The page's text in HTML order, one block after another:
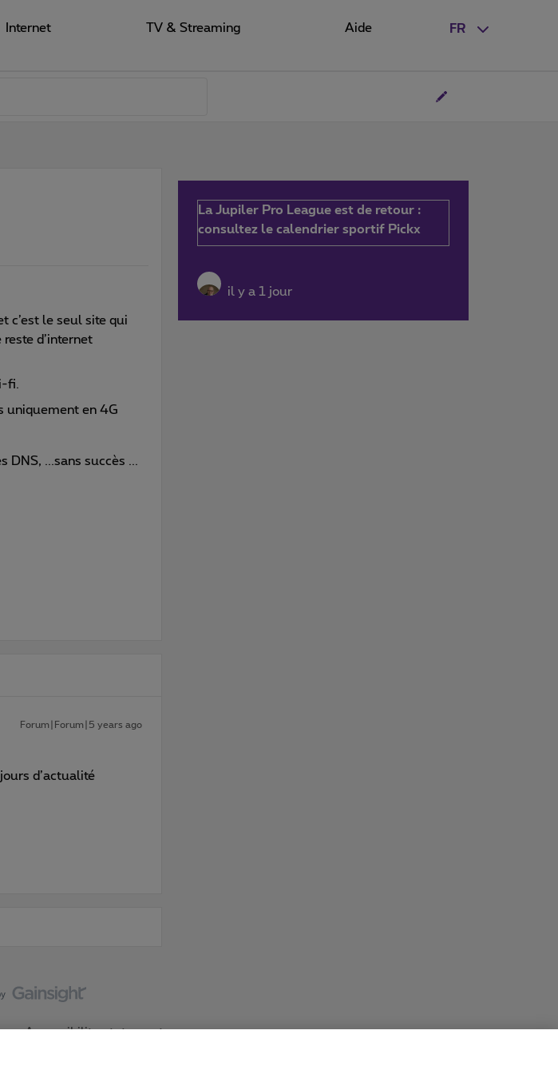
FR
Internet TV & Streaming Aide
c’est le seul site qui
reste d’internet
fi.
uniquement en 4G
...sans succès ...
Forum|Forum|5 years ago
d’actualité
La Jupiler Pro League est de retour :
consultez le calendrier sportif Pickx
il y a 1 jour
Accessibility statement